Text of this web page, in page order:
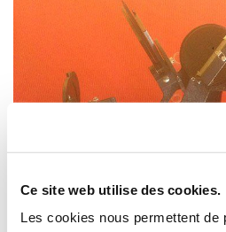
Ce site web utilise des cookies.
Les cookies nous permettent de